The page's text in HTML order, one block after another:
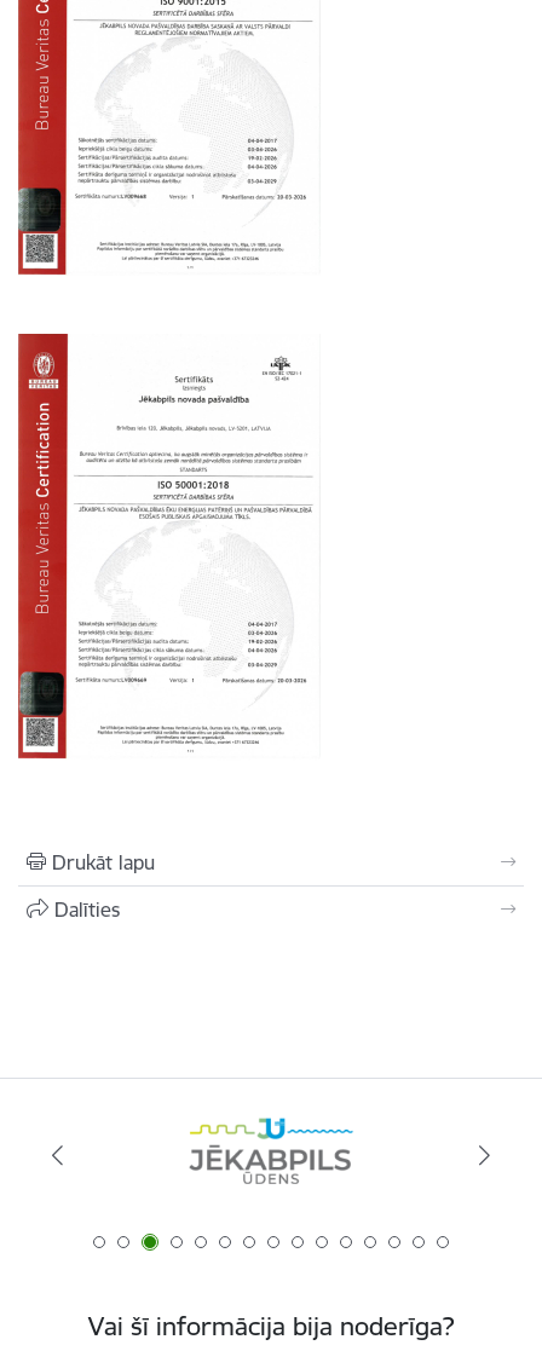
Drukāt lapu
Dalīties
Vai šī informācija bija noderīga?